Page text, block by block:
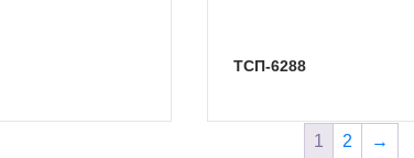
ТСП-6288
1 2 →